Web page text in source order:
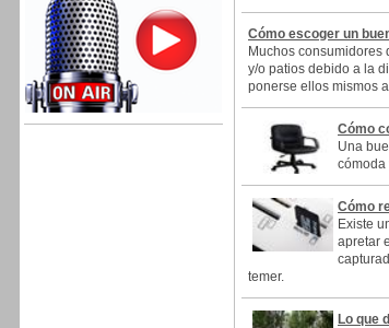
Cómo escoger un
Muchos
y/o patios debido a la
ponerse ellos mismos
Cómo
Una
cómoda
Cómo
Existe
apretar
temer.
Lo que